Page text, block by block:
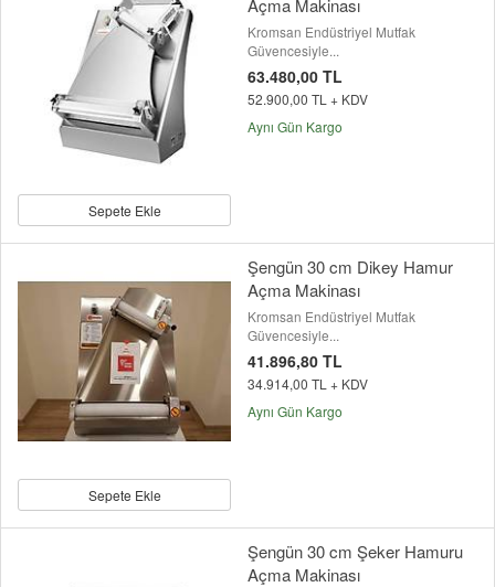
Sepete Ekle
Açma Makinası
Kromsan Endüstriyel Mutfak
Güvencesiyle...
63.480,00 TL
52.900,00 TL + KDV
Aynı Gün Kargo
Sepete Ekle
Şengün 30 cm Dikey Hamur
Açma Makinası
Kromsan Endüstriyel Mutfak
Güvencesiyle...
41.896,80 TL
34.914,00 TL + KDV
Aynı Gün Kargo
Şengün 30 cm Şeker Hamuru
Açma Makinası